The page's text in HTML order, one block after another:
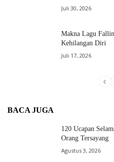
Juli 30, 2026
Makna Lagu
Kehilangan Diri
Juli 17, 2026
BACA JUGA
120 Ucapan
Orang Tersayang
Agustus 3, 2026